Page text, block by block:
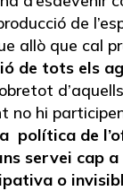
de
allò que cal
de tots els
no hi
política de
servei cap
o